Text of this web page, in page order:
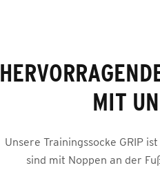
MIT
Unsere Trainingssocke GRIP
sind mit Noppen an der